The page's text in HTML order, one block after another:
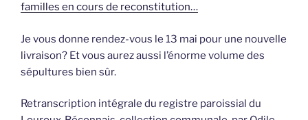
familles en cours de reconstitution…
Je vous donne rendez-vous le 13 mai pour une nouvelle
livraison? Et vous aurez aussi l’énorme volume des
sépultures bien sûr.
Retranscription intégrale du registre paroissial du